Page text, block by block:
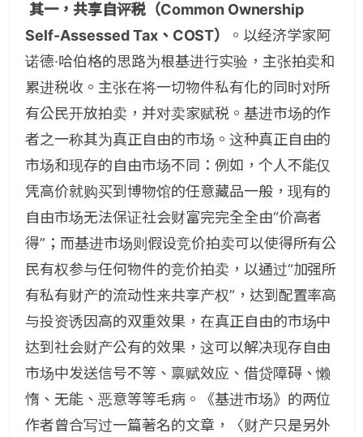
其一，共享自评税（Common Ownership
Self-Assessed Tax、COST）
。以经济学家阿
诺德·哈伯格的思路为根基进行实验，主张拍卖和
累进税收。主张在将一切物件私有化的同时对所
有公民开放拍卖，并对卖家赋税。基进市场的作
者之一称其为真正自由的市场。这种真正自由的
市场和现存的自由市场不同：例如，个人不能仅
凭高价就购买到博物馆的任意藏品一般，现有的
自由市场无法保证社会财富完完全全由“价高者
得”；而基进市场则假设竞价拍卖可以使得所有公
民有权参与任何物件的竞价拍卖，以通过“加强所
有私有财产的流动性来共享产权”，达到配置率高
与投资诱因高的双重效果，在真正自由的市场中
达到社会财产公有的效果，这可以解决现存自由
市场中发送信号不等、禀赋效应、借贷障碍、懒
惰、无能、恶意等等毛病。《基进市场》的两位
作者曾合写过一篇著名的文章，〈财产只是另外